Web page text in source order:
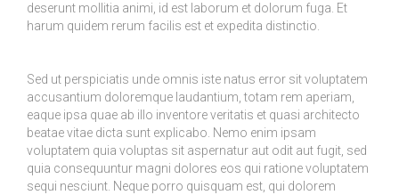
deserunt mollitia animi, id est laborum et dolorum fuga. Et
harum quidem rerum facilis est et expedita distinctio.
Sed ut perspiciatis unde omnis iste natus error sit voluptatem
accusantium doloremque laudantium, totam rem aperiam,
eaque ipsa quae ab illo inventore veritatis et quasi architecto
beatae vitae dicta sunt explicabo. Nemo enim ipsam
voluptatem quia voluptas sit aspernatur aut odit aut fugit, sed
quia consequuntur magni dolores eos qui ratione voluptatem
sequi nesciunt. Neque porro quisquam est, qui dolorem